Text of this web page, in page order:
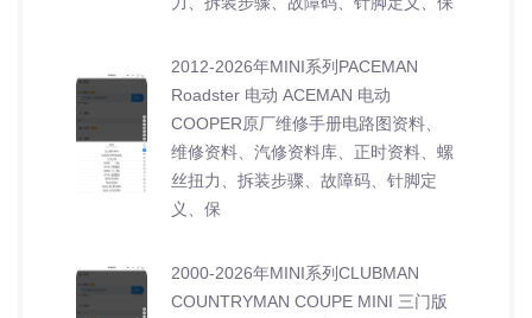
2012-2026年MINI系列PACEMAN
Roadster 电动 ACEMAN 电动
COOPER原厂维修手册电路图资料、
维修资料、汽修资料库、正时资料、螺
丝扭力、拆装步骤、故障码、针脚定
义、保
2000-2026年MINI系列CLUBMAN
COUNTRYMAN COUPE MINI 三门版